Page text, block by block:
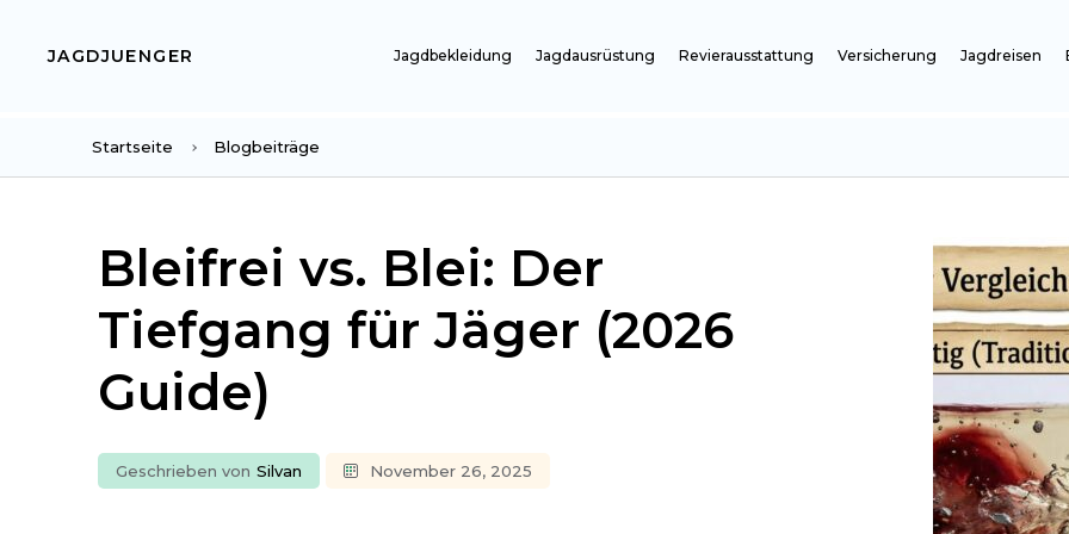
JAGDJUENGER Jagdbekleidung Jagdausrüstung Revierausstattung Versicherung Jagdreisen
Startseite Blogbeiträge
Bleifrei vs. Blei: Der
Tiefgang für Jäger (2026
Guide)
Geschrieben von Silvan November 26, 2025